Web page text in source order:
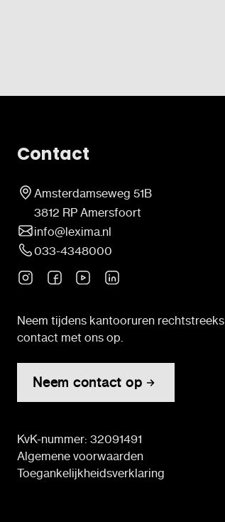
Contact
Amsterdamseweg 51B
3812 RP Amersfoort
info@lexima.nl
033-4348000
Neem tijdens kantooruren rechtstreeks
contact met ons op.
Neem contact op
KvK-nummer: 32091491
Algemene voorwaarden
Toegankelijkheidsverklaring